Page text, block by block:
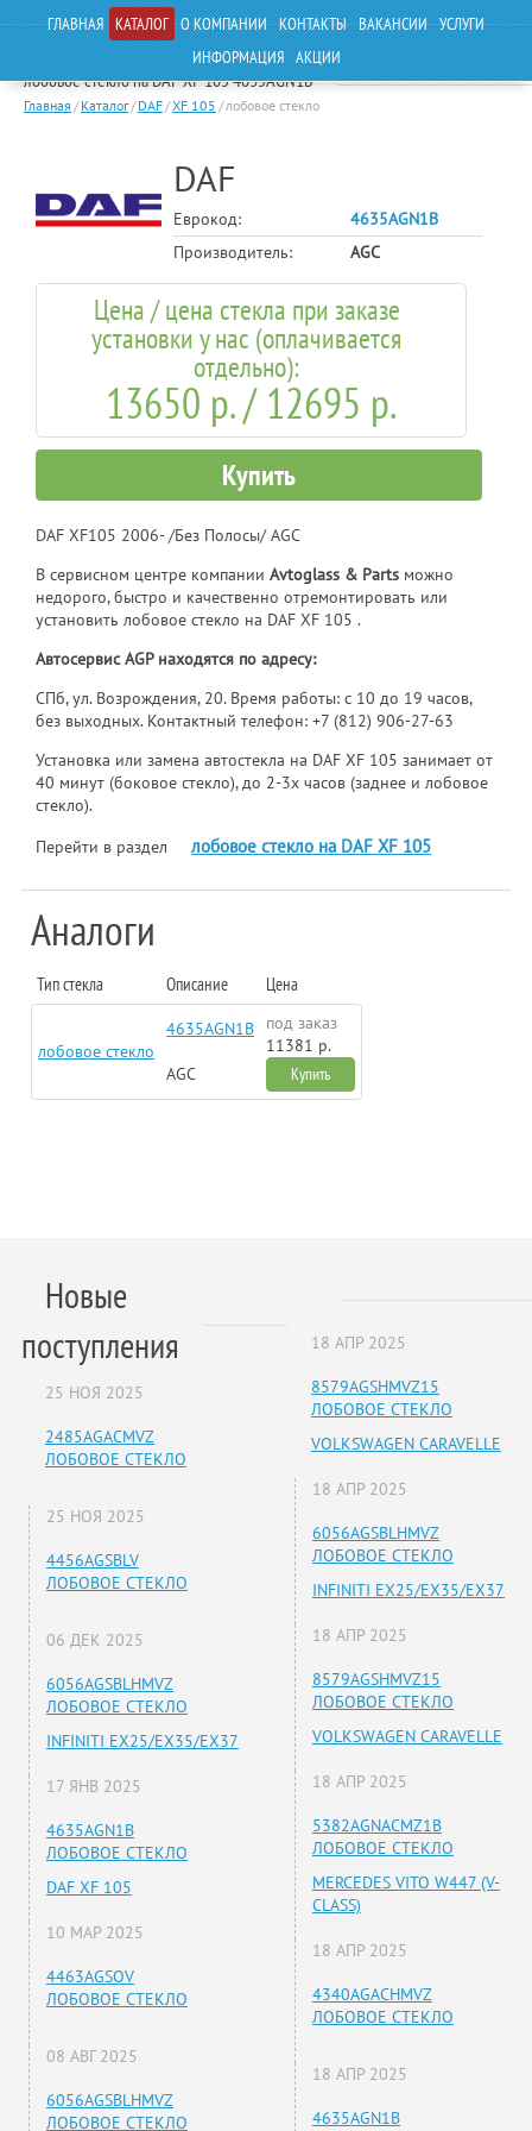
ГЛАВНАЯ КАТАЛОГ О КОМПАНИИ КОНТАКТЫ ВАКАНСИИ УСЛУГИ
ИНФОРМАЦИЯ АКЦИИ
лобовое стекло на DAF XF 105 4635AGN1B
Главная / Каталог/ DAF/XF 105 /лобовое стекло
DAF
Еврокод:
4635AGN1B
Производитель:
AGC
Цена / цена стекла при заказе
установки у нас (оплачивается
отдельно):
13650 р. / 12695 р.
Купить
DAF XF105 2006- /Без Полосы/ AGC
В сервисном центре компанииAvtoglass & Parts можно
недорого, быстро и качественно отремонтировать или
установить лобовое стекло на DAF XF 105 .
Автосервис AGP находятся по адресу:
СПб, ул. Возрождения, 20. Время работы: с 10 до 19 часов,
без выходных. Контактный телефон:+7 (812) 906-27-63
Установка или замена автостекла на DAF XF 105 занимает от
40 минут (боковое стекло), до 2-3х часов (заднее и лобовое
стекло).
Перейти в раздел
лобовое стекло на DAF XF 105
Аналоги
Тип стекла Описание Цена
лобовое стекло
4635AGN1B
AGC
под заказ
11381 р.
Купить
Новые
поступления
25 НОЯ 2025
2485AGACMVZ
ЛОБОВОЕ СТЕКЛО
25 НОЯ 2025
4456AGSBLV
ЛОБОВОЕ СТЕКЛО
06 ДЕК 2025
6056AGSBLHMVZ
ЛОБОВОЕ СТЕКЛО
INFINITI EX25/EX35/EX37
17 ЯНВ 2025
4635AGN1B
ЛОБОВОЕ СТЕКЛО
DAF XF 105
10 МАР 2025
4463AGSOV
ЛОБОВОЕ СТЕКЛО
08 АВГ 2025
6056AGSBLHMVZ
ЛОБОВОЕ СТЕКЛО
18 АПР 2025
8579AGSHMVZ15
ЛОБОВОЕ СТЕКЛО
VOLKSWAGEN CARAVELLE
18 АПР 2025
6056AGSBLHMVZ
ЛОБОВОЕ СТЕКЛО
INFINITI EX25/EX35/EX37
18 АПР 2025
8579AGSHMVZ15
ЛОБОВОЕ СТЕКЛО
VOLKSWAGEN CARAVELLE
18 АПР 2025
5382AGNACMZ1B
ЛОБОВОЕ СТЕКЛО
MERCEDES VITO W447 (V-
CLASS)
18 АПР 2025
4340AGACHMVZ
ЛОБОВОЕ СТЕКЛО
18 АПР 2025
4635AGN1B